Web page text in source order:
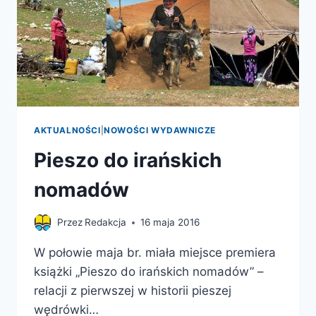
AKTUALNOŚCI |NOWOŚCI WYDAWNICZE
Pieszo do irańskich
nomadów
Przez Redakcja 16 maja 2016
W połowie maja br. miała miejsce premiera
książki „Pieszo do irańskich nomadów” –
relacji z pierwszej w historii pieszej
wędrówki…